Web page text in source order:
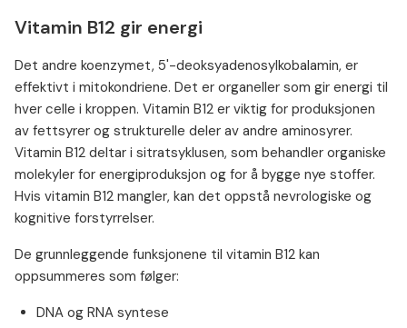
Vitamin B12 gir energi
Det andre koenzymet, 5'-deoksyadenosylkobalamin, er
effektivt i mitokondriene. Det er organeller som gir energi til
hver celle i kroppen. Vitamin B12 er viktig for produksjonen
av fettsyrer og strukturelle deler av andre aminosyrer.
Vitamin B12 deltar i sitratsyklusen, som behandler organiske
molekyler for energiproduksjon og for å bygge nye stoffer.
Hvis vitamin B12 mangler, kan det oppstå nevrologiske og
kognitive forstyrrelser.
De grunnleggende funksjonene til vitamin B12 kan
oppsummeres som følger:
DNA og RNA syntese